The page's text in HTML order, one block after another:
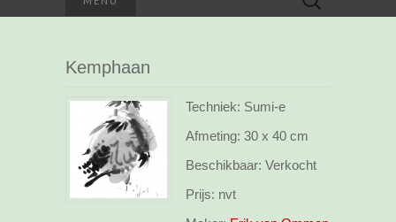
naar:
Kemphaan
Techniek: Sumi-e
Afmeting: 30 x 40 cm
Beschikbaar: Verkocht
Prijs: nvt